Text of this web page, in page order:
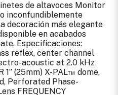
de altavoces Monitor
inconfundiblemente
decoración más elegante
en acabados
Especificaciones:
reflex, center channel
acoustic at 2.0 kHz
1” (25mm) X-PAL™ dome,
Perforated Phase-
FREQUENCY